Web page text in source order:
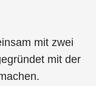
mit zwei
mit der